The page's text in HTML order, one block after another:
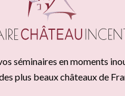
séminaires en moments
plus beaux châteaux de